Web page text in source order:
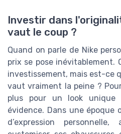
Investir dans
vaut le coup ?
Quand on parle de Nike
prix se pose inévitablement.
investissement, mais est-ce
vaut vraiment la peine ?
plus pour un look
évidence. Dans une époque
d’expression